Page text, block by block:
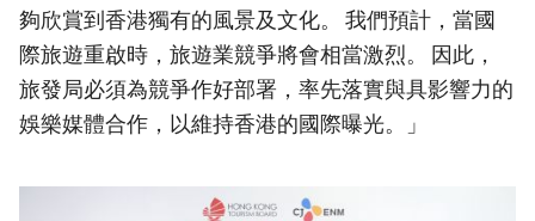
夠欣賞到香港獨有的風景及文化。 我們預計，當國
際旅遊重啟時，旅遊業競爭將會相當激烈。 因此，
旅發局必須為競爭作好部署，率先落實與具影響力的
娛樂媒體合作，以維持香港的國際曝光。」